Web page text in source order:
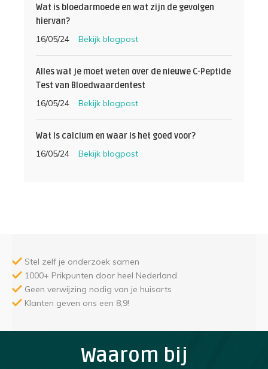
Wat is bloedarmoede en wat zijn de gevolgen
hiervan?
16/05/24 Bekijk blogpost
Alles wat je moet weten over de nieuwe C-Peptide
Test van Bloedwaardentest
16/05/24 Bekijk blogpost
Wat is calcium en waar is het goed voor?
16/05/24 Bekijk blogpost
Stel zelf je onderzoek samen
1000+ Prikpunten door heel Nederland
Geen verwijzing nodig van je huisarts
Klanten geven ons een 8,9!
Waarom bij